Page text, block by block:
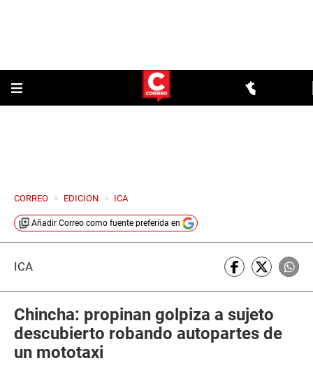
CORREO > EDICION > ICA
Añadir Correo como fuente preferida en
ICA
Chincha: propinan golpiza a sujeto
descubierto robando autopartes de
un mototaxi